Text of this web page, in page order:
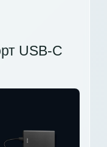
USB-C